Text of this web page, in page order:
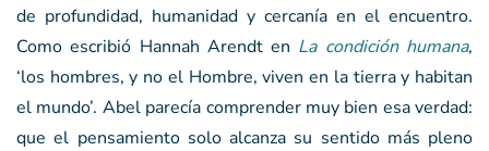
de profundidad, humanidad y cercanía en el encuentro.
Como escribió Hannah Arendt en La condición humana,
‘los hombres, y no el Hombre, viven en la tierra y habitan
el mundo’. Abel parecía comprender muy bien esa verdad:
que el pensamiento solo alcanza su sentido más pleno